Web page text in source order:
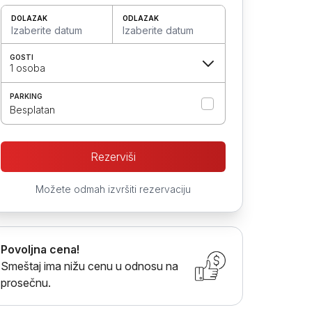
DOLAZAK
Izaberite datum
ODLAZAK
Izaberite datum
GOSTI
1 osoba
PARKING
Besplatan
Rezerviši
Možete odmah izvršiti rezervaciju
Povoljna cena!
Smeštaj ima nižu cenu u odnosu na
prosečnu.